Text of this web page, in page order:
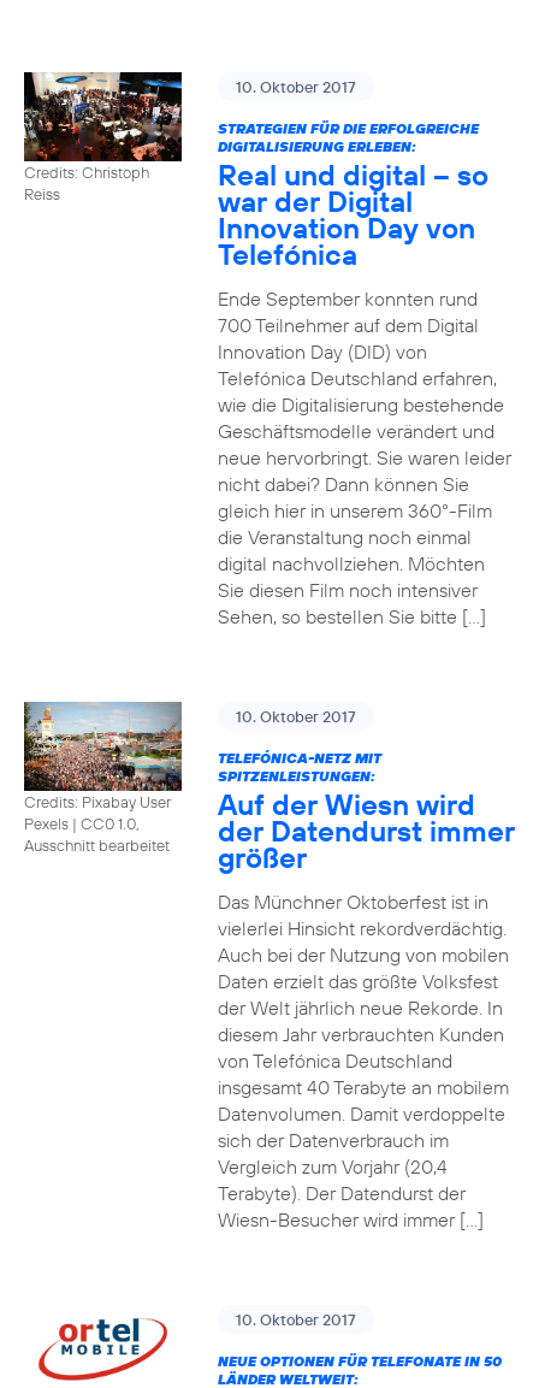
Credits: Christoph
Reiss
10. Oktober 2017
STRATEGIEN FÜR DIE ERFOLGREICHE
DIGITALISIERUNG ERLEBEN:
Real und digital – so
war der Digital
Innovation Day von
Telefónica
Ende September konnten rund
700 Teilnehmer auf dem Digital
Innovation Day (DID) von
Telefónica Deutschland erfahren,
wie die Digitalisierung bestehende
Geschäftsmodelle verändert und
neue hervorbringt. Sie waren leider
nicht dabei? Dann können Sie
gleich hier in unserem 360°-Film
die Veranstaltung noch einmal
digital nachvollziehen. Möchten
Sie diesen Film noch intensiver
Sehen, so bestellen Sie bitte […]
Credits: Pixabay User
Pexels | CC0 1.0,
Ausschnitt bearbeitet
10. Oktober 2017
TELEFÓNICA-NETZ MIT
SPITZENLEISTUNGEN:
Auf der Wiesn wird
der Datendurst immer
größer
Das Münchner Oktoberfest ist in
vielerlei Hinsicht rekordverdächtig.
Auch bei der Nutzung von mobilen
Daten erzielt das größte Volksfest
der Welt jährlich neue Rekorde. In
diesem Jahr verbrauchten Kunden
von Telefónica Deutschland
insgesamt 40 Terabyte an mobilem
Datenvolumen. Damit verdoppelte
sich der Datenverbrauch im
Vergleich zum Vorjahr (20,4
Terabyte). Der Datendurst der
Wiesn-Besucher wird immer […]
10. Oktober 2017
NEUE OPTIONEN FÜR TELEFONATE IN 50
LÄNDER WELTWEIT: